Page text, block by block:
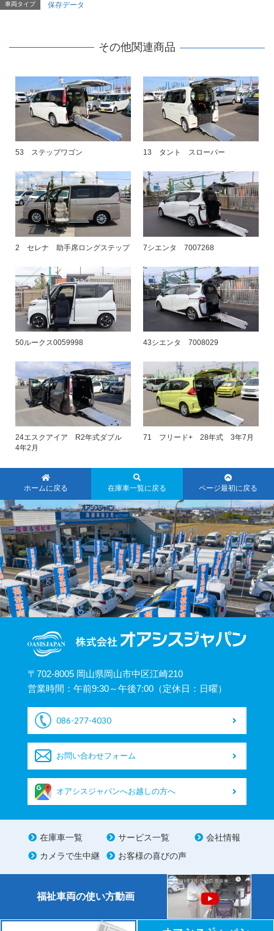
車両タイプ 保存データ
その他関連商品
53 ステップワゴン 13 タント スローパー
2 セレナ 助手席ロングステップ 7シエンタ 7007268
50ルークス0059998 43シエンタ 7008029
24エスクアイア R2年式ダブル
4年2月
71 フリード+ 28年式 3年7月
ホームに戻る 在庫車一覧に戻る ページ最初に戻る
〒702-8005 岡山県岡山市中区江崎210
営業時間：午前9:30～午後7:00（定休日：日曜）
086-277-4030
お問い合わせフォーム
オアシスジャパンへお越しの方へ
在庫車一覧 サービス一覧
会社情報
カメラで生中継
お客様の喜びの声
福祉車両の使い方動画